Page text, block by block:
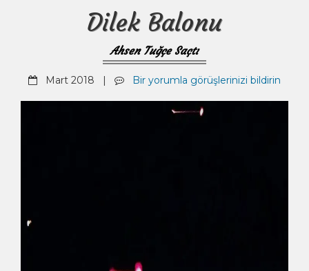
Dilek Balonu
Ahsen Tuğçe Saçtı
Mart 2018 | Bir yorumla görüşlerinizi bildirin